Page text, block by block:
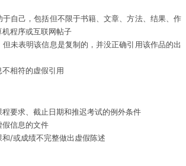
自己，包括但不限于书籍、文章、方法、结果、作
程序或互联网帖子
未表明该信息是复制的，并没正确引用该作品的出
相符的虚假引用
要求、截止日期和推迟考试的例外条件
假信息的文件
/或成绩不完整做出虚假陈述